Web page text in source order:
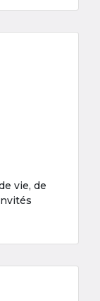
vie, de